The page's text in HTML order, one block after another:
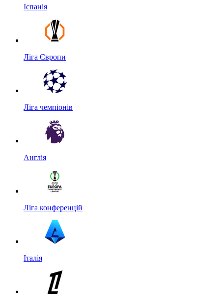
Іспанія
Ліга Європи
Ліга чемпіонів
Англія
Ліга конференцій
Італія